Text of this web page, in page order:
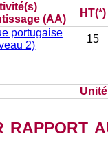
(AA)
HT(*)
portugaise
2)
15